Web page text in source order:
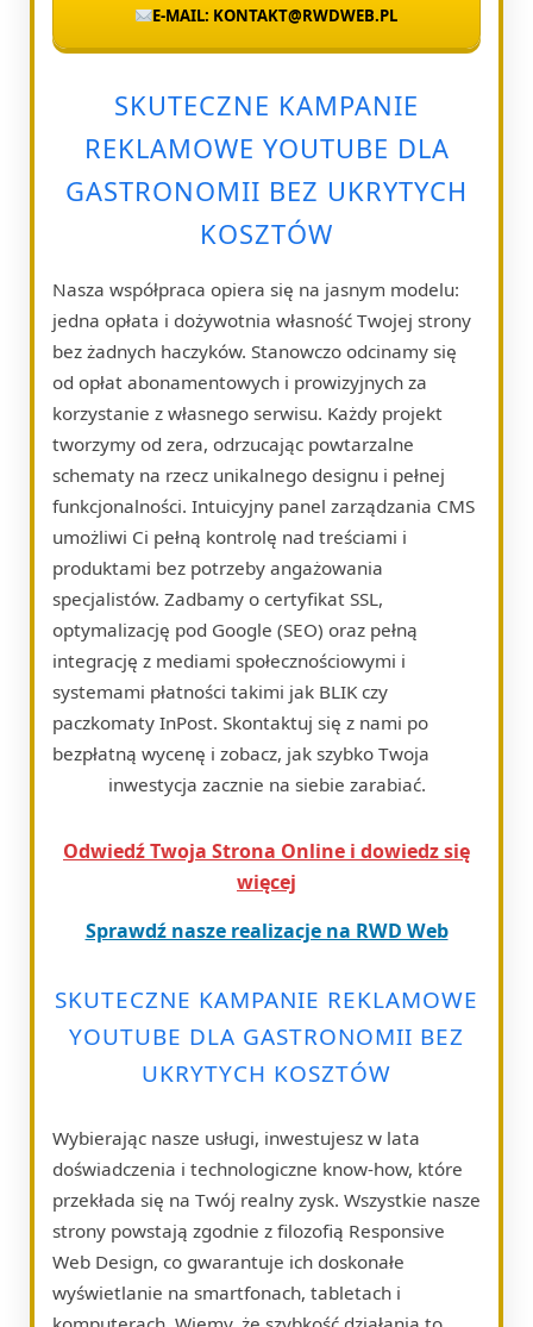
E-MAIL: KONTAKT@RWDWEB.PL
SKUTECZNE KAMPANIE
REKLAMOWE YOUTUBE DLA
GASTRONOMII BEZ UKRYTYCH
KOSZTÓW
Nasza współpraca opiera się na jasnym modelu:
jedna opłata i dożywotnia własność Twojej strony
bez żadnych haczyków. Stanowczo odcinamy się
od opłat abonamentowych i prowizyjnych za
korzystanie z własnego serwisu. Każdy projekt
tworzymy od zera, odrzucając powtarzalne
schematy na rzecz unikalnego designu i pełnej
funkcjonalności. Intuicyjny panel zarządzania CMS
umożliwi Ci pełną kontrolę nad treściami i
produktami bez potrzeby angażowania
specjalistów. Zadbamy o certyfikat SSL,
optymalizację pod Google (SEO) oraz pełną
integrację z mediami społecznościowymi i
systemami płatności takimi jak BLIK czy
paczkomaty InPost. Skontaktuj się z nami po
bezpłatną wycenę i zobacz, jak szybko Twoja
inwestycja zacznie na siebie zarabiać.
Odwiedź Twoja Strona Online i dowiedz się
więcej
Sprawdź nasze realizacje na RWD Web
SKUTECZNE KAMPANIE REKLAMOWE
YOUTUBE DLA GASTRONOMII BEZ
UKRYTYCH KOSZTÓW
Wybierając nasze usługi, inwestujesz w lata
doświadczenia i technologiczne know-how, które
przekłada się na Twój realny zysk. Wszystkie nasze
strony powstają zgodnie z filozofią Responsive
Web Design, co gwarantuje ich doskonałe
wyświetlanie na smartfonach, tabletach i